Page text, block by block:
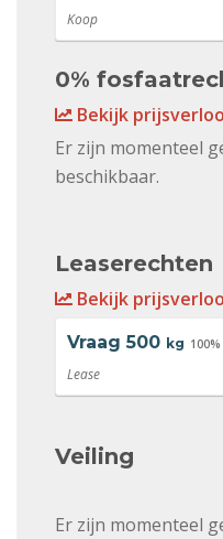
Koop
0%
Bekijk
Er zijn momenteel
beschikbaar.
Leaserechten
Bekijk
Vraag 500 kg 100%
Lease
Veiling
Er zijn momenteel